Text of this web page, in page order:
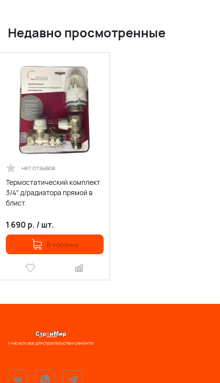
Недавно просмотренные
нет отзывов
Термостатический комплект
3/4" д/радиатора прямой в
блист.
1 690 р. / шт.
В корзину
У нас есть все для строительства и ремонта!